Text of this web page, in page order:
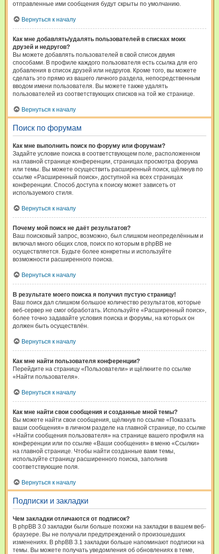
отправленные ими сообщения будут скрыты по умолчанию.
Вернуться к началу
Как мне добавлять/удалять пользователей в списках моих
друзей и недругов?
Вы можете добавлять пользователей в свой список двумя
способами. В профиле каждого пользователя есть ссылка для его
добавления в список друзей или недругов. Кроме того, вы можете
сделать это прямо из вашего личного раздела, непосредственным
вводом имени пользователя. Вы можете также удалять
пользователей из соответствующих списков на той же странице.
Вернуться к началу
Поиск по форумам
Как мне выполнить поиск по форуму или форумам?
Задайте условие поиска в соответствующем поле, расположенном
на главной странице конференции, страницах просмотра форума
или темы. Вы можете осуществить расширенный поиск, щёлкнув по
ссылке «Расширенный поиск», доступной на всех страницах
конференции. Способ доступа к поиску может зависеть от
используемого стиля.
Вернуться к началу
Почему мой поиск не даёт результатов?
Ваш поисковый запрос, возможно, был слишком неопределённым и
включал много общих слов, поиск по которым в phpBB не
осуществляется. Будьте более конкретны и используйте
возможности расширенного поиска.
Вернуться к началу
В результате моего поиска я получил пустую страницу!
Ваш поиск дал слишком большое количество результатов, которые
веб-сервер не смог обработать. Используйте «Расширенный поиск»,
более точно задавайте условия поиска и форумы, на которых он
должен быть осуществлён.
Вернуться к началу
Как мне найти пользователя конференции?
Перейдите на страницу «Пользователи» и щёлкните по ссылке
«Найти пользователя».
Вернуться к началу
Как мне найти свои сообщения и созданные мной темы?
Вы можете найти свои сообщения, щёлкнув по ссылке «Показать
ваши сообщения» в личном разделе на главной странице, по ссылке
«Найти сообщения пользователя» на странице вашего профиля на
конференции или по ссылке «Ваши сообщения» в меню «Ссылки»
на главной странице. Чтобы найти созданные вами темы,
используйте страницу расширенного поиска, заполнив
соответствующие поля.
Вернуться к началу
Подписки и закладки
Чем закладки отличаются от подписок?
В phpBB 3.0 закладки были больше похожи на закладки в вашем веб-
браузере. Вы не получали предупреждений о произошедших
изменениях. В phpBB 3.1 закладки больше напоминают подписки на
темы. Вы можете получать уведомления об обновлениях в теме,